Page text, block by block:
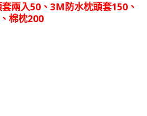
兩入50、3M防水枕頭套150、
棉枕200